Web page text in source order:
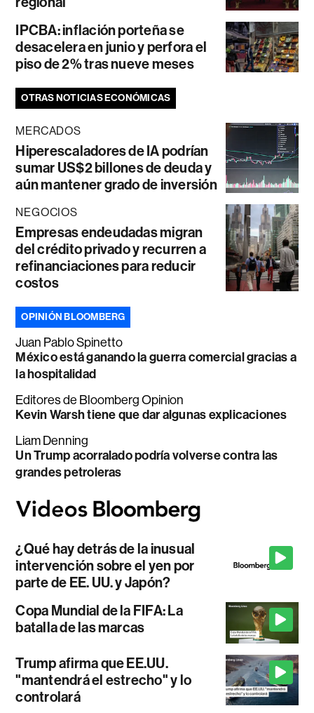
IPCBA: inflación porteña se
desacelera en junio y perfora el
piso de 2% tras nueve meses
OTRAS NOTICIAS ECONÓMICAS
MERCADOS
Hiperescaladores de IA podrían
sumar US$2 billones de deuda y
aún mantener grado de inversión
NEGOCIOS
Empresas endeudadas migran
del crédito privado y recurren a
refinanciaciones para reducir
costos
OPINIÓN BLOOMBERG
Juan Pablo Spinetto
México está ganando la guerra comercial gracias a
la hospitalidad
Editores de Bloomberg Opinion
Kevin Warsh tiene que dar algunas explicaciones
Liam Denning
Un Trump acorralado podría volverse contra las
grandes petroleras
¿Qué hay detrás de la inusual
intervención sobre el yen por
parte de EE. UU. y Japón?
Copa Mundial de la FIFA: La
batalla de las marcas
Trump afirma que EE.UU.
"mantendrá el estrecho" y lo
controlará